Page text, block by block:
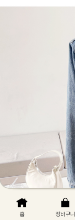
홈 장바구니